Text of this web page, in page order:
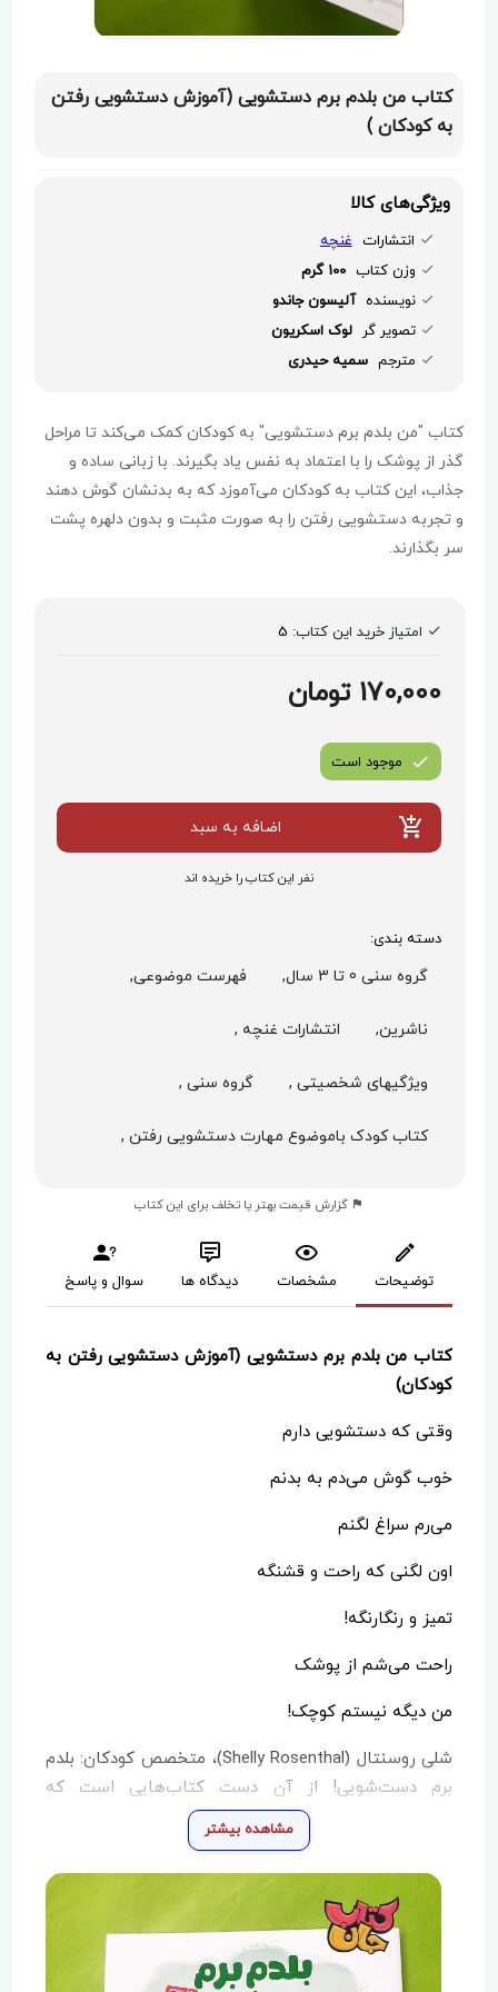
کتاب من بلدم برم دستشویی (آموزش دستشویی رفتن
به کودکان )
ویژگی‌های کالا
انتشارات غنچه
وزن کتاب 100 گرم
نویسنده آلیسون جاندو
تصویر گر لوک اسکریون
مترجم سمیه حیدری
کتاب "من بلدم برم دستشویی" به کودکان کمک می‌کند تا مراحل
گذر از پوشک را با اعتماد به نفس یاد بگیرند. با زبانی ساده و
جذاب، این کتاب به کودکان می‌آموزد که به بدنشان گوش دهند
و تجربه دستشویی رفتن را به صورت مثبت و بدون دلهره پشت
سر بگذارند.
امتیاز خرید این کتاب: 5
170,000 تومان
موجود است
اضافه به سبد
نفر این کتاب را خریده اند
دسته بندی:
گروه سنی 0 تا 3 سال, فهرست موضوعی,
ناشرین, انتشارات غنچه ,
ویژگیهای شخصیتی , گروه سنی ,
کتاب کودک باموضوع مهارت دستشویی رفتن ,
گزارش قیمت بهتر یا تخلف برای این کتاب
توضیحات مشخصات دیدگاه ها سوال و پاسخ
کتاب من بلدم برم دستشویی (آموزش دستشویی رفتن به
کودکان)
وقتی که دستشویی دارم
خوب گوش می‌دم به بدنم
می‌رم سراغ لگنم
اون لگنی که راحت و قشنگه
تمیز و رنگارنگه!
راحت می‌شم از پوشک
من دیگه نیستم کوچک!
شلی روسنتال (Shelly Rosenthal)، متخصص کودکان: بلدم
برم دست‌شویی! از آن دست کتاب‌هایی است که
به‌سادگی به کودکان توضیح می‌دهد که باید موقع
دست‌شویی به بدنشان گوش بدهند، این کتاب شیرین و
کامل است.
آلیسون خیلی عالی مرحله‌ی گذر از پوشک را توصیف
می‌کند، اینکه ایرادی ندارد اگر اتفاقی غافل‌گیر شوی و
موفقیت کوچکت را جشن بگیری. دیگر بیش از این، دنبال
مشاهده بیشتر